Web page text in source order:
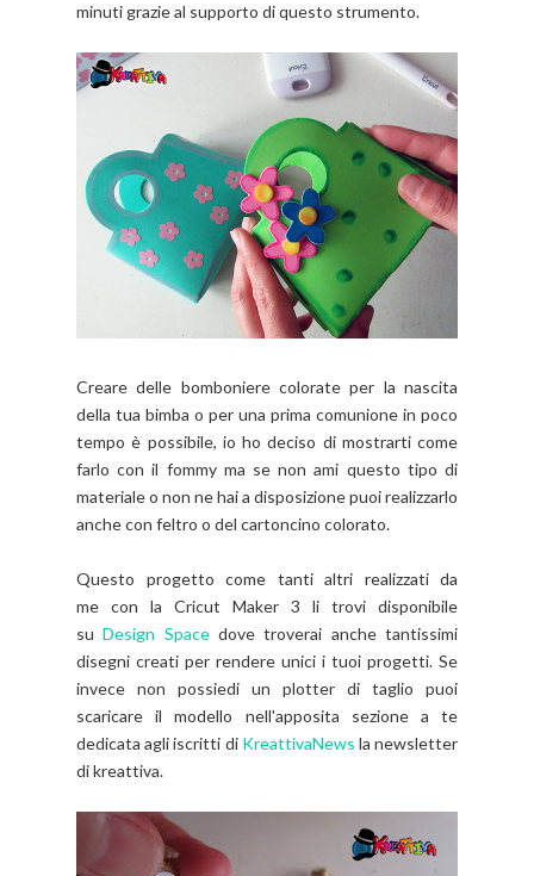
minuti grazie al supporto di questo strumento.
Creare delle bomboniere colorate per la nascita
della tua bimba o per una prima comunione in poco
tempo è possibile, io ho deciso di mostrarti come
farlo con il fommy ma se non ami questo tipo di
materiale o non ne hai a disposizione puoi realizzarlo
anche con feltro o del cartoncino colorato.
Questo progetto come tanti altri realizzati da
me con la Cricut Maker 3 li trovi disponibile
suDesign Spacedove troverai anche tantissimi
disegni creati per rendere unici i tuoi progetti. Se
invece non possiedi un plotter di taglio puoi
scaricare il modello nell'apposita sezione a te
dedicata agli iscritti di KreattivaNews la newsletter
di kreattiva.